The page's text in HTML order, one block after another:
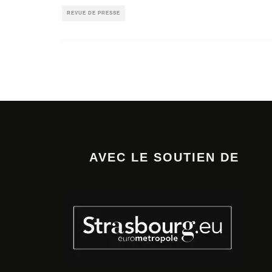
REVUE DE PRESSE
AVEC LE SOUTIEN DE